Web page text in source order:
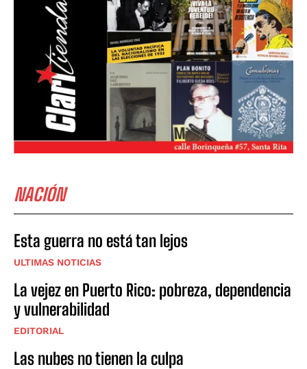
NACIÓN
Esta guerra no está tan lejos
ULTIMAS NOTICIAS
La vejez en Puerto Rico: pobreza, dependencia
y vulnerabilidad
EDITORIAL
Las nubes no tienen la culpa